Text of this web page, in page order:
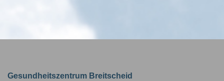
Gesundheitszentrum Breitscheid